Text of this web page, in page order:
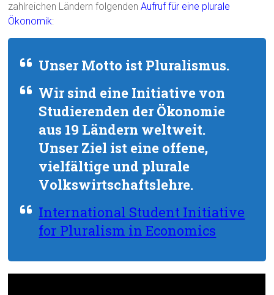
zahlreichen Ländern folgendenAufruf für eine plurale
Ökonomik:
Unser Motto ist Pluralismus.
Wir sind eine Initiative von
Studierenden der Ökonomie
aus 19 Ländern weltweit.
Unser Ziel ist eine offene,
vielfältige und plurale
Volkswirtschaftslehre.
International Student Initiative
for Pluralism in Economics